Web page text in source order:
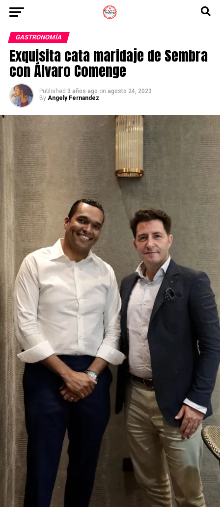
GASTRONOMÍA
Exquisita cata maridaje de Sembra
con Álvaro Comenge
Published 3 años ago on agosto 24, 2023
By Angely Fernandez